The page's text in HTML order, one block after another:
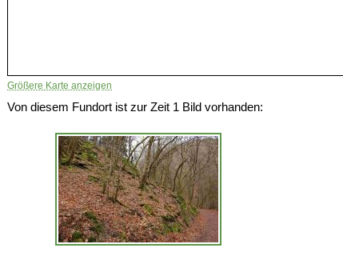
Größere Karte anzeigen
Von diesem Fundort ist zur Zeit 1 Bild vorhanden: